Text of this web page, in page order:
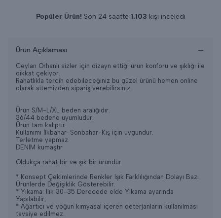
Popüler Ürün! Son 24 saatte 1.103 kişi inceledi
Ürün Açıklaması
Ceylan Orhanlı sizler için dizayn ettiği ürün konforu ve şıklığı ile
dikkat çekiyor.
Rahatlıkla tercih edebileceğiniz bu güzel ürünü hemen online
olarak sitemizden sipariş verebilirsiniz.
Ürün S/M-L/XL beden aralığıdır.
36/44 bedene uyumludur.
Ürün tam kalıptır.
Kullanımı İlkbahar-Sonbahar-Kış için uygundur.
Terletme yapmaz.
DENİM kumaştır
Oldukça rahat bir ve şık bir üründür.
* Konsept Çekimlerinde Renkler Işık Farklılığından Dolayı Bazı
Ürünlerde Değişiklik Gösterebilir.
* Yıkama: Ilık 30-35 Derecede elde Yıkama ayarında
Yapılabilir,
* Ağartıcı ve yoğun kimyasal içeren deterjanların kullanılması
tavsiye edilmez.